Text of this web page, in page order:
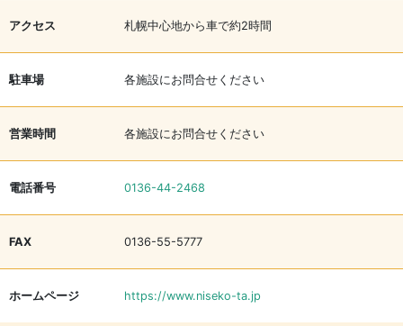
アクセス 札幌中心地から車で約2時間
駐車場 各施設にお問合せください
営業時間 各施設にお問合せください
電話番号 0136-44-2468
FAX 0136-55-5777
ホームページ https://www.niseko-ta.jp